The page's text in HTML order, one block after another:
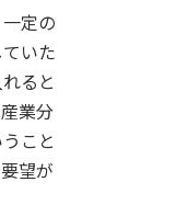
定の
いた
ると
業分
こと
望が